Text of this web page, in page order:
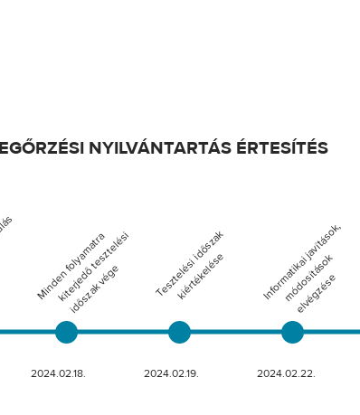
NYILVÁNTARTÁS ÉRTESÍTÉS